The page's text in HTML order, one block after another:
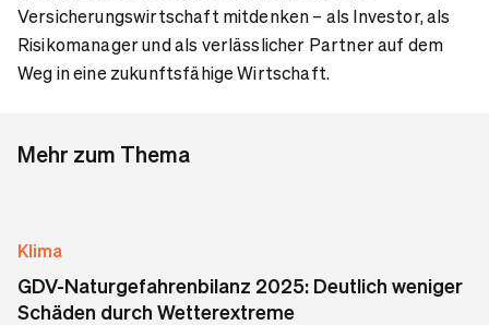
Versicherungswirtschaft mitdenken – als Investor, als
Risikomanager und als verlässlicher Partner auf dem
Weg in eine zukunftsfähige Wirtschaft.
Mehr zum Thema
Klima
GDV-Naturgefahrenbilanz 2025: Deutlich weniger
Schäden durch Wetterextreme